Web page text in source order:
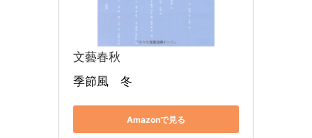
文藝春秋
季節風　冬
Amazonで見る